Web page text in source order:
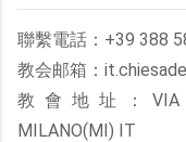
聯繫電話：+39 388
教会邮箱：
教會地址：VIA
MILANO(MI) IT